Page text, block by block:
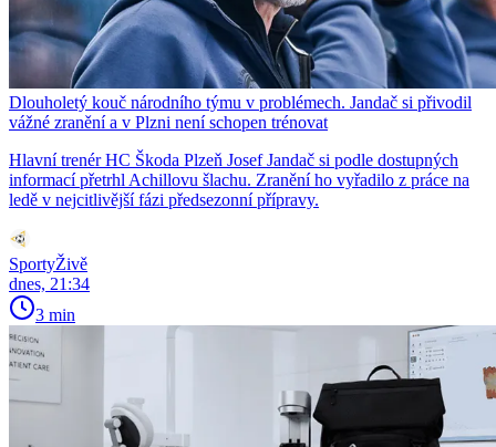
Dlouholetý kouč národního týmu v problémech. Jandač si přivodil
vážné zranění a v Plzni není schopen trénovat
Hlavní trenér HC Škoda Plzeň Josef Jandač si podle dostupných
informací přetrhl Achillovu šlachu. Zranění ho vyřadilo z práce na
ledě v nejcitlivější fázi předsezonní přípravy.
SportyŽivě
dnes, 21:34
3 min